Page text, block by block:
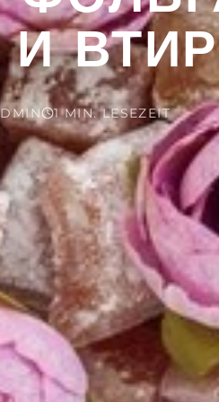
И
1 MIN. LESEZEIT